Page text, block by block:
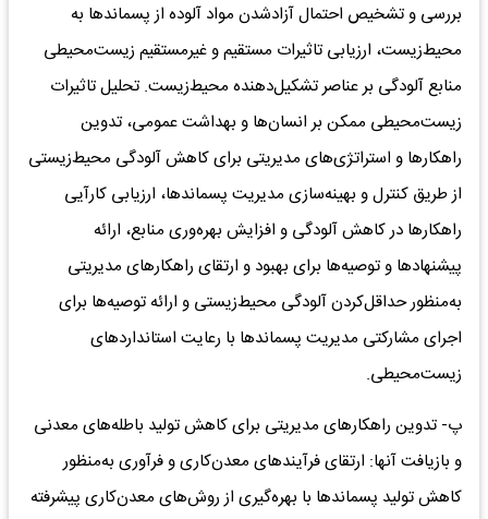
بررسی‌ و تشخیص‌ احتمال‌ آزاد‌شدن مواد آلوده‌ از پسماندها به‌
محیط‌زیست‌، ارزیابی تاثیرات‌ مستقیم‌ و غیرمستقیم‌ زیست‌محیطی‌
منابع‌ آلودگی‌ بر عناصر تشکیل‌‌دهنده‌ محیط‌زیست‌. تحلیل تاثیرات‌
زیست‌محیطی‌ ممکن‌ بر انسان‌ها و بهداشت‌ عمومی‌، تدوین‌
راهکارها و استراتژی‌های‌ مدیریتی‌ برای‌ کاهش‌ آلودگی‌ محیط‌زیستی‌
از طریق‌ کنترل‌ و بهینه‌سازی‌ مدیریت‌ پسماندها، ارزیابی کارآیی
راهکارها در کاهش‌ آلودگی‌ و افزایش‌ بهره‌وری‌ منابع‌، ارائه‌
پیشنهاد‌ها‌ و توصیه‌ها برای‌ بهبود و ارتقای راهکارهای‌ مدیریتی‌
به‌منظور حداقل‌‌کردن آلودگی‌ محیط‌زیستی‌ و ارائه‌ توصیه‌ها برای‌
اجرای‌ مشارکتی‌ مدیریت‌ پسماندها با رعایت‌ استانداردهای‌
زیست‌محیطی‌.
پ‌- تدوین‌ راهکارهای‌ مدیریتی‌ برای‌ کاهش‌ تولید باطله‌های‌ معدنی‌
و بازیافت‌ آنها: ارتقای فرآیندهای‌ معدن‌کاری‌ و فرآوری به‌منظور
کاهش‌ تولید پسماندها با بهره‌‌گیری از روش‌های‌ معدن‌کاری‌ پیشرفته‌